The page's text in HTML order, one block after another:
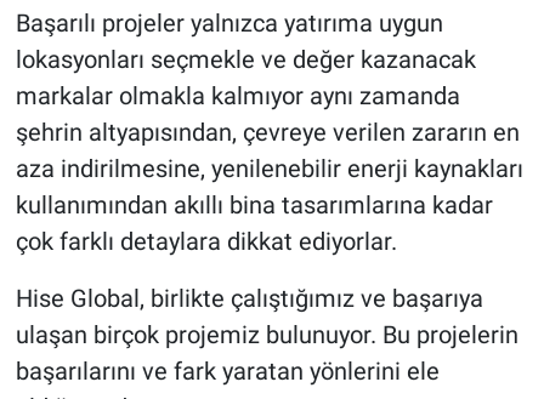
Başarılı projeler yalnızca yatırıma uygun
lokasyonları seçmekle ve değer kazanacak
markalar olmakla kalmıyor aynı zamanda
şehrin altyapısından, çevreye verilen zararın en
aza indirilmesine, yenilenebilir enerji kaynakları
kullanımından akıllı bina tasarımlarına kadar
çok farklı detaylara dikkat ediyorlar.
Hise Global, birlikte çalıştığımız ve başarıya
ulaşan birçok projemiz bulunuyor. Bu projelerin
başarılarını ve fark yaratan yönlerini ele